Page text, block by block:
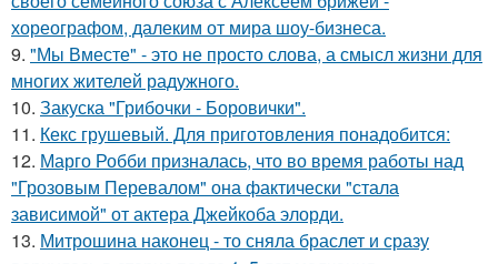
хореографом, далеким от мира шоу-бизнеса.
9. "Мы Вместе" - это не просто слова, а смысл жизни для
многих жителей радужного.
10. Закуска "Грибочки - Боровички".
11. Кекс грушевый. Для приготовления понадобится:
12. Марго Робби призналась, что во время работы над
"Грозовым Перевалом" она фактически "стала
зависимой" от актера Джейкоба элорди.
13. Митрошина наконец - то сняла браслет и сразу